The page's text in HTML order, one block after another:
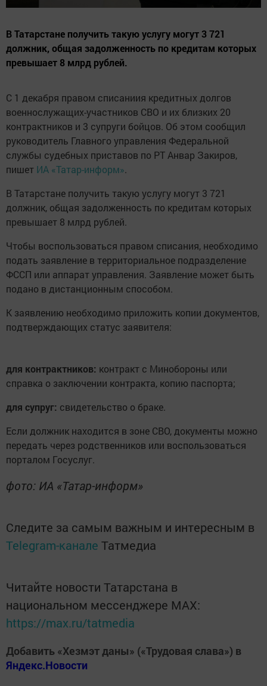
В Татарстане получить такую услугу могут 3 721
должник, общая задолженность по кредитам которых
превышает 8 млрд рублей.
С 1 декабря правом списаниия кредитных долгов
военнослужащих-участников СВО и их близких 20
контрактников и 3 супруги бойцов. Об этом сообщил
руководитель Главного управления Федеральной
службы судебных приставов по РТ Анвар Закиров,
пишет ИА «Татар-информ».
В Татарстане получить такую услугу могут 3 721
должник, общая задолженность по кредитам которых
превышает 8 млрд рублей.
Чтобы воспользоваться правом списания, необходимо
подать заявление в территориальное подразделение
ФССП или аппарат управления. Заявление может быть
подано в дистанционным способом.
К заявлению необходимо приложить копии документов,
подтверждающих статус заявителя:
для контрактников: контракт с Минобороны или
справка о заключении контракта, копию паспорта;
для супруг: свидетельство о браке.
Если должник находится в зоне СВО, документы можно
передать через родственников или воспользоваться
порталом Госуслуг.
фото: ИА «Татар-информ»
Следите за самым важным и интересным в
Telegram-канале Татмедиа
Читайте новости Татарстана в
национальном мессенджере MАХ:
https://max.ru/tatmedia
Добавить «Хезмэт даны» («Трудовая слава») в
Яндекс.Новости